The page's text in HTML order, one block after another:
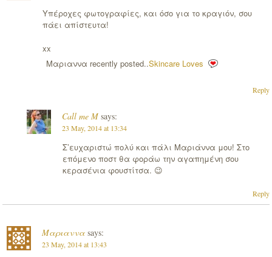
Υπέροχες φωτογραφίες, και όσο για το κραγιόν, σου
πάει απίστευτα!
xx
Μαριαννα recently posted..Skincare Loves
Reply
Call me M says:
23 May, 2014 at 13:34
Σ’ευχαριστώ πολύ και πάλι Μαριάννα μου! Στο
επόμενο ποστ θα φοράω την αγαπημένη σου
κερασένια φουστίτσα. 😉
Reply
Μαριαννα says:
23 May, 2014 at 13:43